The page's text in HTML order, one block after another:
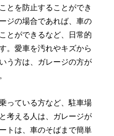
とを防止することができ
ジの場合であれば、車の
とができるなど、日常的
。愛車を汚れやキズから
う方は、ガレージの方が
っている方など、駐車場
考える人は、ガレージが
トは、車のそばまで簡単